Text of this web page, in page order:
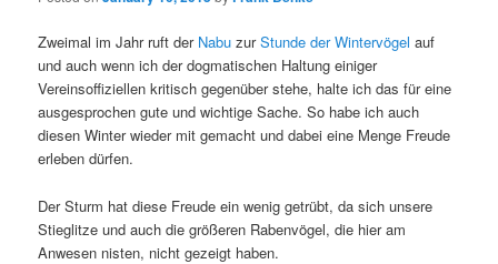
Zweimal im Jahr ruft der Nabu zurStunde der Wintervögel auf
und auch wenn ich der dogmatischen Haltung einiger
Vereinsoffiziellen kritisch gegenüber stehe, halte ich das für eine
ausgesprochen gute und wichtige Sache. So habe ich auch
diesen Winter wieder mit gemacht und dabei eine Menge Freude
erleben dürfen.
Der Sturm hat diese Freude ein wenig getrübt, da sich unsere
Stieglitze und auch die größeren Rabenvögel, die hier am
Anwesen nisten, nicht gezeigt haben.